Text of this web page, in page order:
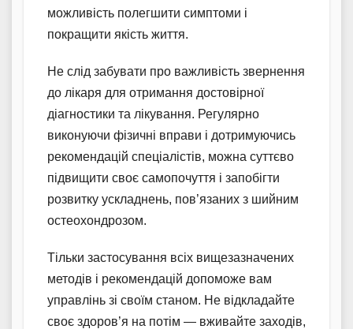
можливість полегшити симптоми і
покращити якість життя.
Не слід забувати про важливість звернення
до лікаря для отримання достовірної
діагностики та лікування. Регулярно
виконуючи фізичні вправи і дотримуючись
рекомендацій спеціалістів, можна суттєво
підвищити своє самопочуття і запобігти
розвитку ускладнень, пов’язаних з шийним
остеохондрозом.
Тільки застосування всіх вищезазначених
методів і рекомендацій допоможе вам
управлінь зі своїм станом. Не відкладайте
своє здоров’я на потім — вживайте заходів,